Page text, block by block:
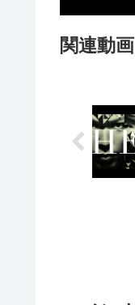
関連動画